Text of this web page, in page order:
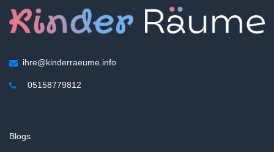
ihre@kinderraeume.info
05158779812
Blogs